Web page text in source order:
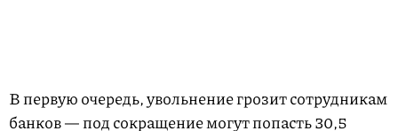
В первую очередь, увольнение грозит сотрудникам
банков — под сокращение могут попасть 30,5